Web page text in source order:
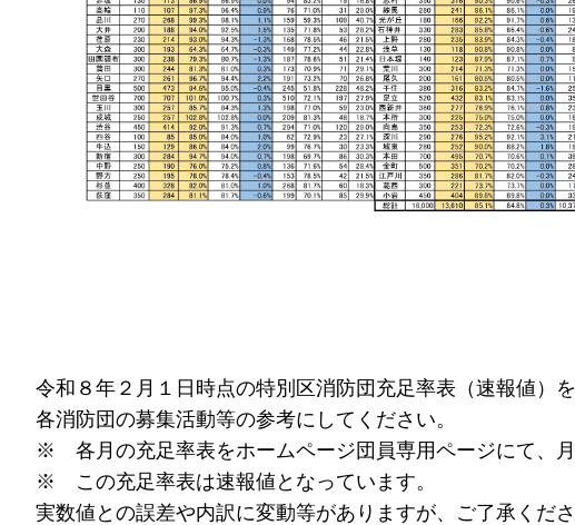
令和８年２月１日時点の特別区消防団充足率表（速報値）を
各消防団の募集活動等の参考にしてください。
※ 各月の充足率表をホームページ団員専用ページにて、月
※ この充足率表は速報値となっています。
実数値との誤差や内訳に変動等がありますが、ご了承くださ